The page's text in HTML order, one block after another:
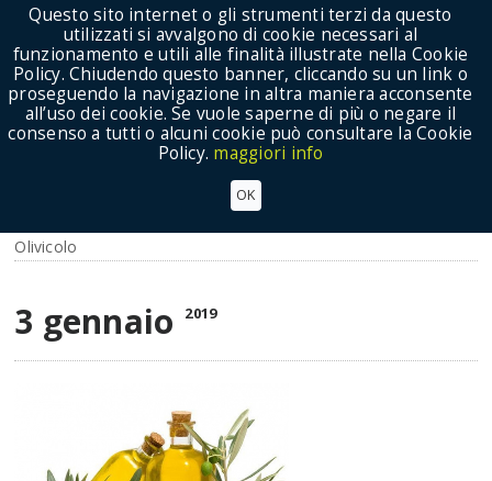
Show Menu
Olivicolo
3 gennaio 2019
Questo sito internet o gli strumenti terzi da questo
utilizzati si avvalgono di cookie necessari al
funzionamento e utili alle finalità illustrate nella Cookie
Policy. Chiudendo questo banner, cliccando su un link o
proseguendo la navigazione in altra maniera acconsente
all’uso dei cookie. Se vuole saperne di più o negare il
consenso a tutti o alcuni cookie può consultare la Cookie
Policy. maggiori info
OK